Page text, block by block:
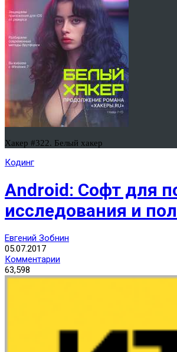
Хакер #322. Белый хакер
Кодинг
Android: Cофт для
исследования и
Евгений Зобнин
05.07.2017
Комментарии
63,598